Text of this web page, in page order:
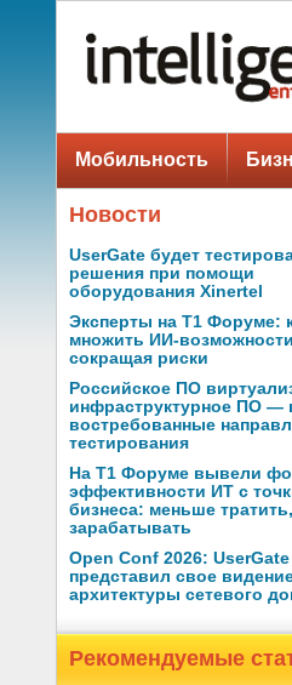
Мобильность
Новости
UserGate будет
решения при помощи
оборудования Xinertel
Эксперты на Т1 Форуме:
множить ИИ-
сокращая риски
Российское ПО
инфраструктурное ПО —
востребованные
тестирования
На Т1 Форуме вывели
эффективности ИТ с
бизнеса: меньше
зарабатывать
Open Conf 2026: UserGate
представил свое
архитектуры сетевого
Рекомендуемые